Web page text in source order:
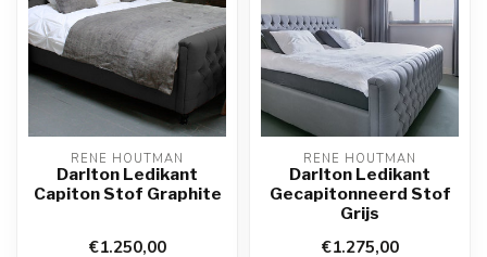
RENE HOUTMAN
Darlton Ledikant
Capiton Stof Graphite
€1.250,00
RENE HOUTMAN
Darlton Ledikant
Gecapitonneerd Stof
Grijs
€1.275,00